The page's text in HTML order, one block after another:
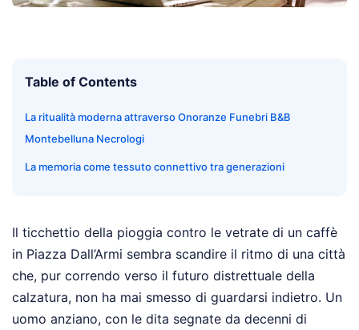
Table of Contents
La ritualità moderna attraverso Onoranze Funebri B&B
Montebelluna Necrologi
La memoria come tessuto connettivo tra generazioni
Il ticchettio della pioggia contro le vetrate di un caffè
in Piazza Dall’Armi sembra scandire il ritmo di una città
che, pur correndo verso il futuro distrettuale della
calzatura, non ha mai smesso di guardarsi indietro. Un
uomo anziano, con le dita segnate da decenni di